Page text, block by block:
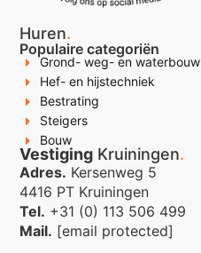
Huren.
Populaire categoriën
Grond- weg- en waterbouw
Hef- en hijstechniek
Bestrating
Steigers
Bouw
Vestiging Kruiningen.
Adres. Kersenweg 5
4416 PT Kruiningen
Tel. +31 (0) 113 506 499
Mail. [email protected]